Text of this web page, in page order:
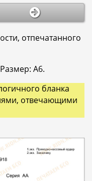
отпечатанного
Размер: А6.
бланка
отвечающими